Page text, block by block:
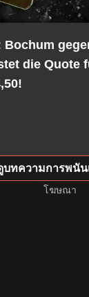
die Quote
บทความการพนัน